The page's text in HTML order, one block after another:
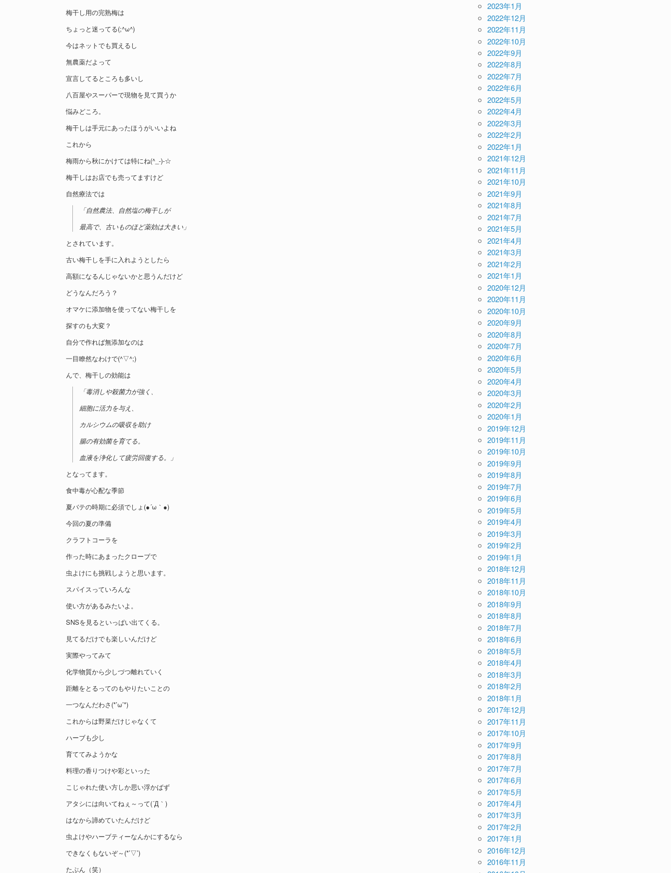
梅干し用の完熟梅は
ちょっと迷ってる(;^ω^)
今はネットでも買えるし
無農薬だよって
宣言してるところも多いし
八百屋やスーパーで現物を見て買うか
悩みどころ。
梅干しは手元にあったほうがいいよね
これから
梅雨から秋にかけては特にね(^_-)-☆
梅干しはお店でも売ってますけど
自然療法では
「自然農法、自然塩の梅干しが
最高で、古いものほど薬効は大きい」
とされています。
古い梅干しを手に入れようとしたら
高額になるんじゃないかと思うんだけど
どうなんだろう？
オマケに添加物を使ってない梅干しを
探すのも大変？
自分で作れば無添加なのは
一目瞭然なわけで(^▽^;)
んで、梅干しの効能は
「毒消しや殺菌力が強く、
細胞に活力を与え、
カルシウムの吸収を助け
腸の有効菌を育てる。
血液を浄化して疲労回復する。」
となってます。
食中毒が心配な季節
夏バテの時期に必須でしょ(●´ω｀●)
今回の夏の準備
クラフトコーラを
作った時にあまったクローブで
虫よけにも挑戦しようと思います。
スパイスっていろんな
使い方があるみたいよ。
SNSを見るといっぱい出てくる。
見てるだけでも楽しいんだけど
実際やってみて
化学物質から少しづつ離れていく
距離をとるってのもやりたいことの
一つなんだわさ(*’ω’*)
これからは野菜だけじゃなくて
ハーブも少し
育ててみようかな
料理の香りつけや彩といった
こじゃれた使い方しか思い浮かばず
アタシには向いてねぇ～って(´Д｀)
はなから諦めていたんだけど
虫よけやハーブティーなんかにするなら
できなくもないぞ～(*’▽’)
たぶん（笑）
2023年1月
2022年12月
2022年11月
2022年10月
2022年9月
2022年8月
2022年7月
2022年6月
2022年5月
2022年4月
2022年3月
2022年2月
2022年1月
2021年12月
2021年11月
2021年10月
2021年9月
2021年8月
2021年7月
2021年5月
2021年4月
2021年3月
2021年2月
2021年1月
2020年12月
2020年11月
2020年10月
2020年9月
2020年8月
2020年7月
2020年6月
2020年5月
2020年4月
2020年3月
2020年2月
2020年1月
2019年12月
2019年11月
2019年10月
2019年9月
2019年8月
2019年7月
2019年6月
2019年5月
2019年4月
2019年3月
2019年2月
2019年1月
2018年12月
2018年11月
2018年10月
2018年9月
2018年8月
2018年7月
2018年6月
2018年5月
2018年4月
2018年3月
2018年2月
2018年1月
2017年12月
2017年11月
2017年10月
2017年9月
2017年8月
2017年7月
2017年6月
2017年5月
2017年4月
2017年3月
2017年2月
2017年1月
2016年12月
2016年11月